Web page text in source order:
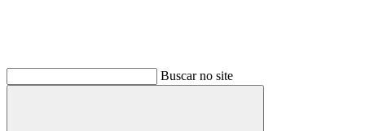
Buscar no site